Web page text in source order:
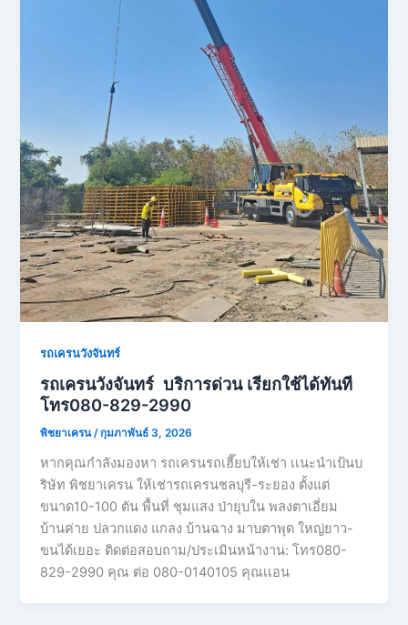
รถเครนวังจันทร์
รถเครนวังจันทร์ บริการด่วน เรียกใช้ได้ทันที
โทร080-829-2990
พิชยาเครน/กุมภาพันธ์ 3, 2026
หากคุณกำลังมองหา รถเครนรถเฮี๊ยบให้เช่า เเนะนำเป้นบ
ริษัท พิชยาเครน ให้เช่ารถเครนชลบุรี-ระยอง ตั้งแต่
ขนาด10-100 ตัน พื้นที่ ชุมแสง ป่ายุบใน พลงตาเอี่ยม
บ้านค่าย ปลวกแดง แกลง บ้านฉาง มาบตาพุด ใหญ่ยาว-
ขนได้เยอะ ติดต่อสอบถาม/ประเมินหน้างาน: โทร080-
829-2990 คุณ ต่อ 080-0140105 คุณเเอน